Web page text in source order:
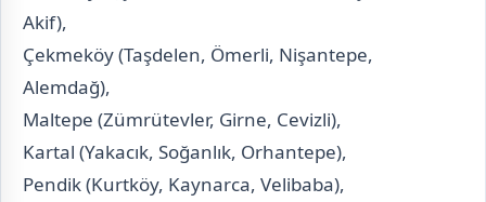
Akif),
Çekmeköy (Taşdelen, Ömerli, Nişantepe,
Alemdağ),
Maltepe (Zümrütevler, Girne, Cevizli),
Kartal (Yakacık, Soğanlık, Orhantepe),
Pendik (Kurtköy, Kaynarca, Velibaba),